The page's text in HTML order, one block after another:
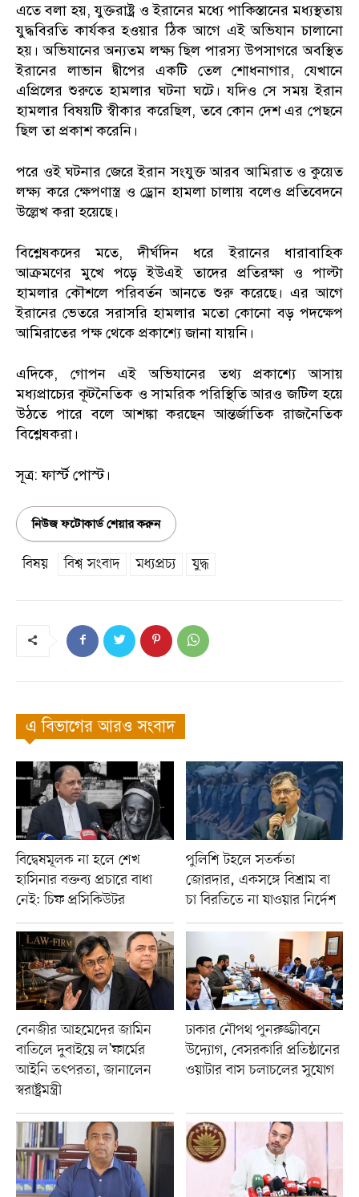
এতে বলা হয়, যুক্তরাষ্ট্র ও ইরানের মধ্যে পাকিস্তানের মধ্যস্থতায়
যুদ্ধবিরতি কার্যকর হওয়ার ঠিক আগে এই অভিযান চালানো
হয়। অভিযানের অন্যতম লক্ষ্য ছিল পারস্য উপসাগরে অবস্থিত
ইরানের লাভান দ্বীপের একটি তেল শোধনাগার, যেখানে
এপ্রিলের শুরুতে হামলার ঘটনা ঘটে। যদিও সে সময় ইরান
হামলার বিষয়টি স্বীকার করেছিল, তবে কোন দেশ এর পেছনে
ছিল তা প্রকাশ করেনি।
পরে ওই ঘটনার জেরে ইরান সংযুক্ত আরব আমিরাত ও কুয়েত
লক্ষ্য করে ক্ষেপণাস্ত্র ও ড্রোন হামলা চালায় বলেও প্রতিবেদনে
উল্লেখ করা হয়েছে।
বিশ্লেষকদের মতে, দীর্ঘদিন ধরে ইরানের ধারাবাহিক
আক্রমণের মুখে পড়ে ইউএই তাদের প্রতিরক্ষা ও পাল্টা
হামলার কৌশলে পরিবর্তন আনতে শুরু করেছে। এর আগে
ইরানের ভেতরে সরাসরি হামলার মতো কোনো বড় পদক্ষেপ
আমিরাতের পক্ষ থেকে প্রকাশ্যে জানা যায়নি।
এদিকে, গোপন এই অভিযানের তথ্য প্রকাশ্যে আসায়
মধ্যপ্রাচ্যের কূটনৈতিক ও সামরিক পরিস্থিতি আরও জটিল হয়ে
উঠতে পারে বলে আশঙ্কা করছেন আন্তর্জাতিক রাজনৈতিক
বিশ্লেষকরা।
সূত্র: ফার্স্ট পোস্ট।
নিউজ ফটোকার্ড শেয়ার করুন
বিষয় বিশ্ব সংবাদ মধ্যপ্রচ্য যুদ্ধ
এ বিভাগের আরও সংবাদ
বিদ্বেষমূলক না হলে শেখ
হাসিনার বক্তব্য প্রচারে বাধা
নেই: চিফ প্রসিকিউটর
পুলিশি টহলে সতর্কতা
জোরদার, একসঙ্গে বিশ্রাম বা
চা বিরতিতে না যাওয়ার নির্দেশ
বেনজীর আহমেদের জামিন
বাতিলে দুবাইয়ে ল’ফার্মের
আইনি তৎপরতা, জানালেন
স্বরাষ্ট্রমন্ত্রী
ঢাকার নৌপথ পুনরুজ্জীবনে
উদ্যোগ, বেসরকারি প্রতিষ্ঠানের
ওয়াটার বাস চলাচলের সুযোগ